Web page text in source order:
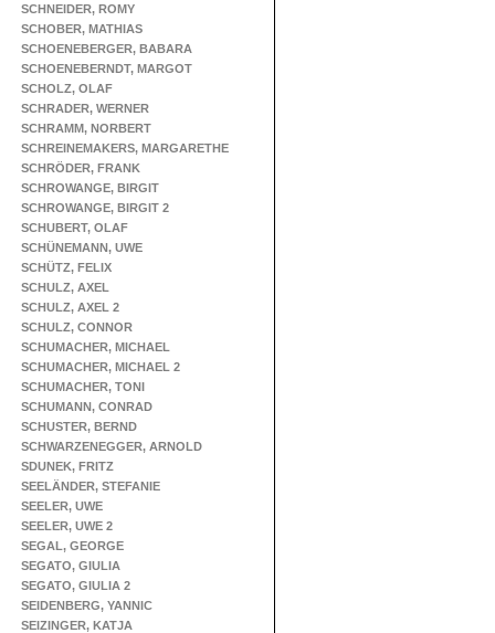
SCHNEIDER, ROMY
SCHOBER, MATHIAS
SCHOENEBERGER, BABARA
SCHOENEBERNDT, MARGOT
SCHOLZ, OLAF
SCHRADER, WERNER
SCHRAMM, NORBERT
SCHREINEMAKERS, MARGARETHE
SCHRÖDER, FRANK
SCHROWANGE, BIRGIT
SCHROWANGE, BIRGIT 2
SCHUBERT, OLAF
SCHÜNEMANN, UWE
SCHÜTZ, FELIX
SCHULZ, AXEL
SCHULZ, AXEL 2
SCHULZ, CONNOR
SCHUMACHER, MICHAEL
SCHUMACHER, MICHAEL 2
SCHUMACHER, TONI
SCHUMANN, CONRAD
SCHUSTER, BERND
SCHWARZENEGGER, ARNOLD
SDUNEK, FRITZ
SEELÄNDER, STEFANIE
SEELER, UWE
SEELER, UWE 2
SEGAL, GEORGE
SEGATO, GIULIA
SEGATO, GIULIA 2
SEIDENBERG, YANNIC
SEIZINGER, KATJA